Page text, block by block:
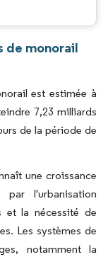
de monorail
est estimée à
7,23 milliards
de la période de
une croissance
l'urbanisation
et la nécessité de
Les systèmes de
notamment la